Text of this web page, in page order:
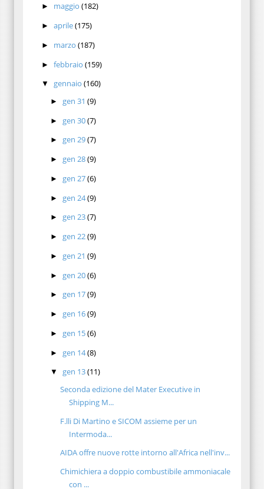
► maggio (182)
► aprile(175)
► marzo (187)
► febbraio (159)
▼ gennaio (160)
► gen 31(9)
► gen 30(7)
► gen 29(7)
► gen 28(9)
► gen 27(6)
► gen 24(9)
► gen 23(7)
► gen 22(9)
► gen 21(9)
► gen 20(6)
► gen 17(9)
► gen 16(9)
► gen 15(6)
► gen 14(8)
▼ gen 13(11)
Seconda edizione del Mater Executive in
Shipping M...
F.lli Di Martino e SICOM assieme per un
Intermoda...
AIDA offre nuove rotte intorno all'Africa nell'inv...
Chimichiera a doppio combustibile ammoniacale
con ...